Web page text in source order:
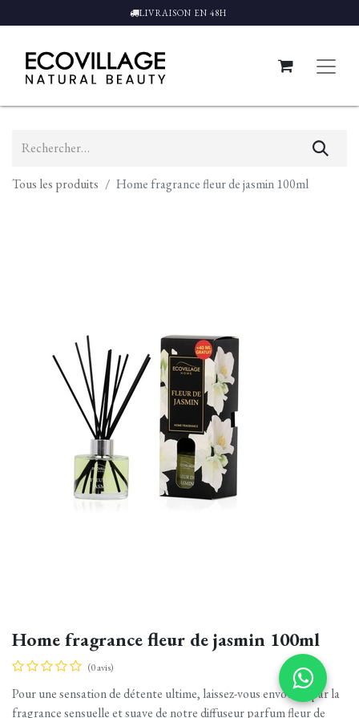
LIVRAISON EN 48H
Tous les produits Home fragrance fleur de jasmin 100ml
Home fragrance fleur de jasmin 100ml
(0 avis)
Pour une sensation de détente ultime, laissez-vous envoûter par la
fragrance sensuelle et suave de notre diffuseur parfum fleur de